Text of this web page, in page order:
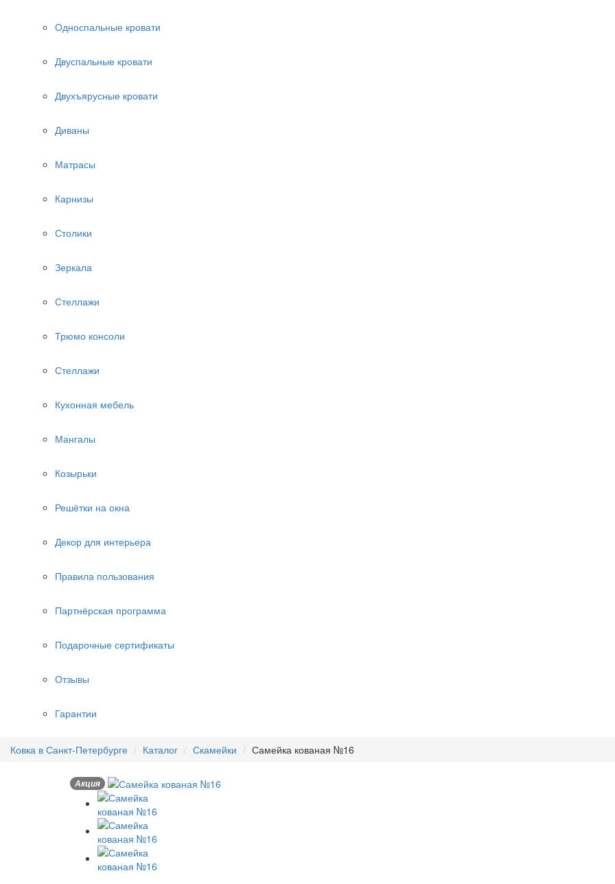
Односпальные кровати
Двуспальные кровати
Двухъярусные кровати
Диваны
Матрасы
Карнизы
Столики
Зеркала
Стеллажи
Трюмо консоли
Стеллажи
Кухонная мебель
Мангалы
Козырьки
Решётки на окна
Декор для интерьера
Правила пользования
Партнёрская программа
Подарочные сертификаты
Отзывы
Гарантии
Ковка в Санкт-Петербурге Каталог Скамейки Самейка кованая №16
Акция